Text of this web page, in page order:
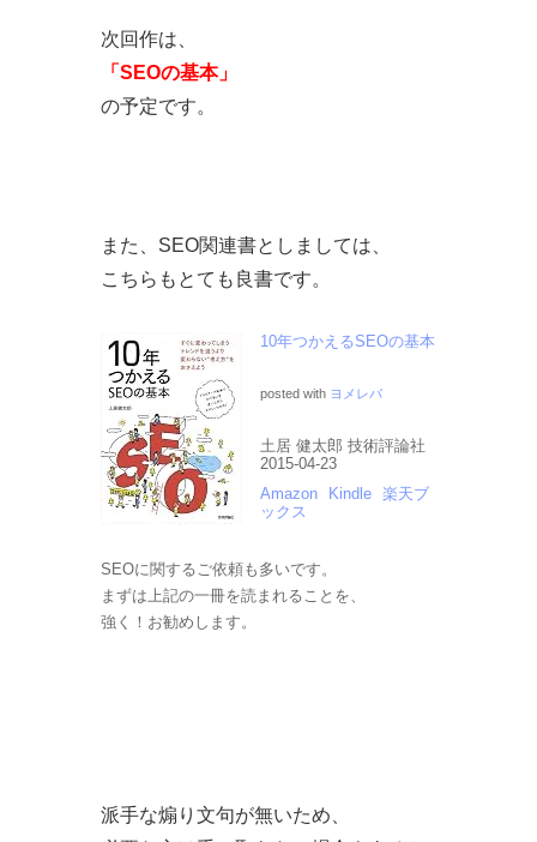
次回作は、
「SEOの基本」
の予定です。
また、SEO関連書としましては、
こちらもとても良書です。
10年つかえるSEOの基本
posted with ヨメレバ
土居 健太郎 技術評論社
2015-04-23
Amazon
Kindle 楽天ブ
ックス
SEOに関するご依頼も多いです。
まずは上記の一冊を読まれることを、
強く！お勧めします。
派手な煽り文句が無いため、